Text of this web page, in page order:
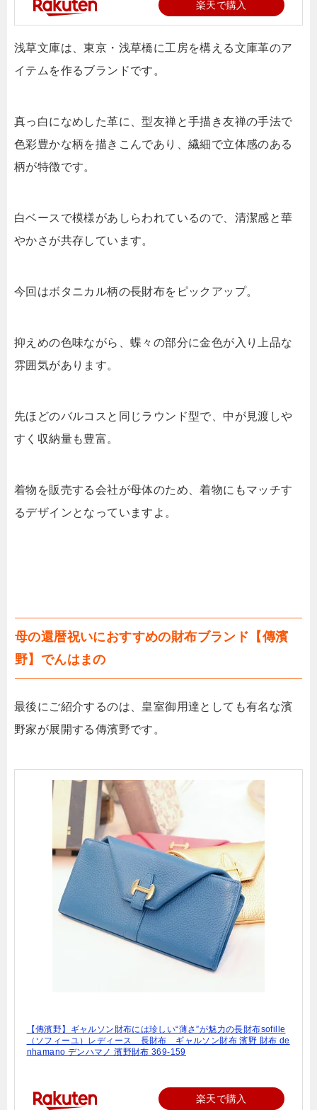
楽天で購入
浅草文庫は、東京・浅草橋に工房を構える文庫革のア
イテムを作るブランドです。
真っ白になめした革に、型友禅と手描き友禅の手法で
色彩豊かな柄を描きこんであり、繊細で立体感のある
柄が特徴です。
白ベースで模様があしらわれているので、清潔感と華
やかさが共存しています。
今回はボタニカル柄の長財布をピックアップ。
抑えめの色味ながら、蝶々の部分に金色が入り上品な
雰囲気があります。
先ほどのバルコスと同じラウンド型で、中が見渡しや
すく収納量も豊富。
着物を販売する会社が母体のため、着物にもマッチす
るデザインとなっていますよ。
母の還暦祝いにおすすめの財布ブランド【傳濱
野】 でんはまの
最後にご紹介するのは、皇室御用達としても有名な濱
野家が展開する傳濱野です。
【傳濱野】ギャルソン財布には珍しい“薄さ”が魅力の長財布sofille
（ソフィーユ）レディース 長財布 ギャルソン財布 濱野 財布 de
nhamano デンハマノ 濱野財布 369-159
楽天で購入